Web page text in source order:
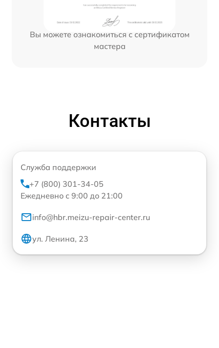
Вы можете ознакомиться с сертификатом
мастера
Контакты
Служба поддержки
+7 (800) 301-34-05
Ежедневно с 9:00 до 21:00
info@hbr.meizu-repair-center.ru
ул. Ленина, 23